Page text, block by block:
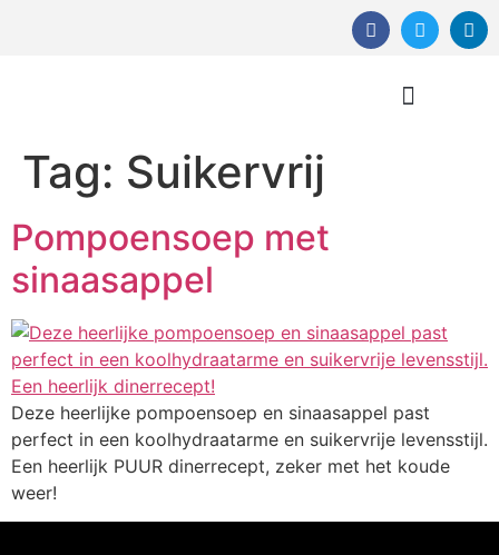
Tag: Suikervrij
Pompoensoep met
sinaasappel
Deze heerlijke pompoensoep en sinaasappel past
perfect in een koolhydraatarme en suikervrije levensstijl.
Een heerlijk PUUR dinerrecept, zeker met het koude
weer!